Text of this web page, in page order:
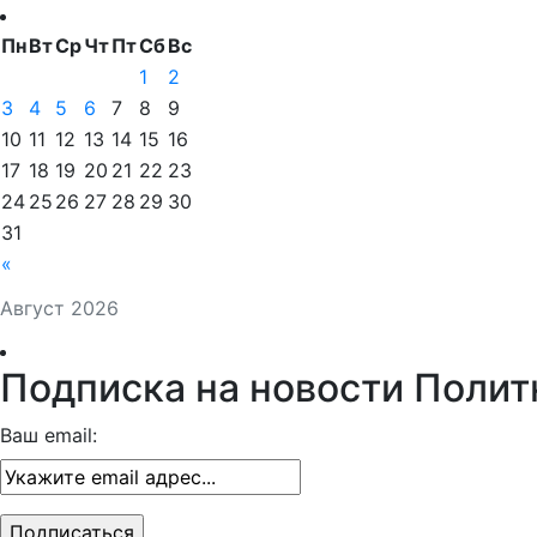
Август 2026
ПнВтСрЧтПтСбВс
«
1
2
3
4 5 6 7 8
9
10 11 12 13 14 15 16
17 18 19 20 21 22 23
24 25 26 27 28 29 30
31
Подписка на новости
Ваш email: